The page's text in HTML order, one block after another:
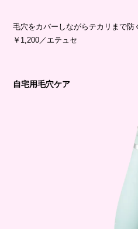
毛穴をカバーしながらテカリまで防
￥1,200／エテュセ
自宅用毛穴ケア